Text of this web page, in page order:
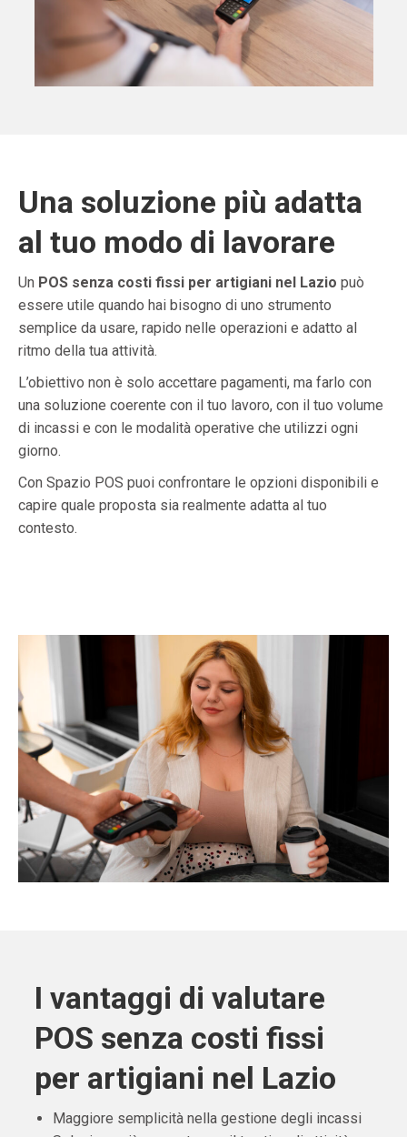
Una soluzione più adatta
al tuo modo di lavorare
Un POS senza costi fissi per artigiani nel Lazio può
essere utile quando hai bisogno di uno strumento
semplice da usare, rapido nelle operazioni e adatto al
ritmo della tua attività.
L’obiettivo non è solo accettare pagamenti, ma farlo con
una soluzione coerente con il tuo lavoro, con il tuo volume
di incassi e con le modalità operative che utilizzi ogni
giorno.
Con Spazio POS puoi confrontare le opzioni disponibili e
capire quale proposta sia realmente adatta al tuo
contesto.
I vantaggi di valutare
POS senza costi fissi
per artigiani nel Lazio
Maggiore semplicità nella gestione degli incassi